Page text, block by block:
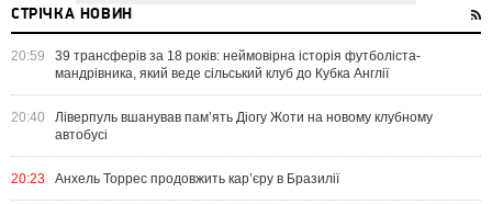
СТРІЧКА НОВИН
20:59
39 трансферів за 18 років: неймовірна історія футболіста-
мандрівника, який веде сільський клуб до Кубка Англії
20:40
Ліверпуль вшанував пам’ять Діогу Жоти на новому клубному
автобусі
20:23 Анхель Торрес продовжить кар’єру в Бразилії